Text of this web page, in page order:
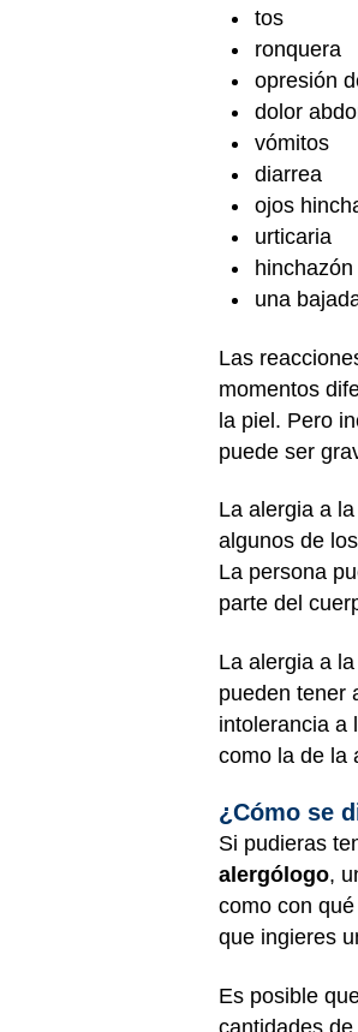
tos
ronquera
opresión
dolor
vómitos
diarrea
ojos
urticaria
hinchazón
una
Las
momentos
la piel. Pero
puede ser
La alergia a
algunos de
La persona
parte del
La alergia a
pueden tener
intolerancia a
como la de la
¿Cómo se
Si pudieras
alergólogo,
como con
que ingieres
Es posible
cantidades